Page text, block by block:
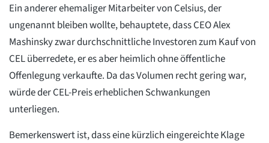
Ein anderer ehemaliger Mitarbeiter von Celsius, der
ungenannt bleiben wollte, behauptete, dass CEO Alex
Mashinsky zwar durchschnittliche Investoren zum Kauf von
CEL überredete, er es aber heimlich ohne öffentliche
Offenlegung verkaufte. Da das Volumen recht gering war,
würde der CEL-Preis erheblichen Schwankungen
unterliegen.
Bemerkenswert ist, dass eine kürzlich eingereichte Klage